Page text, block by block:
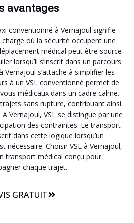
avantages
conventionné à Vernajoul signifie
où la sécurité occupent une
médical peut être source
lorsqu’il s’inscrit dans un parcours
Vernajoul s’attache à simplifier les
à un VSL conventionné permet de
médicaux dans un cadre calme.
sans rupture, contribuant ainsi
Vernajoul, VSL se distingue par une
des contraintes. Le transport
dans cette logique lorsqu’un
nécessaire. Choisir VSL à Vernajoul,
transport médical conçu pour
chaque trajet.
GRATUIT